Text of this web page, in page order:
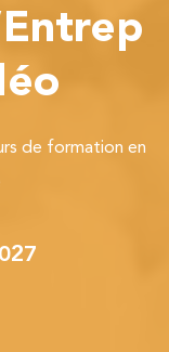
de formation en